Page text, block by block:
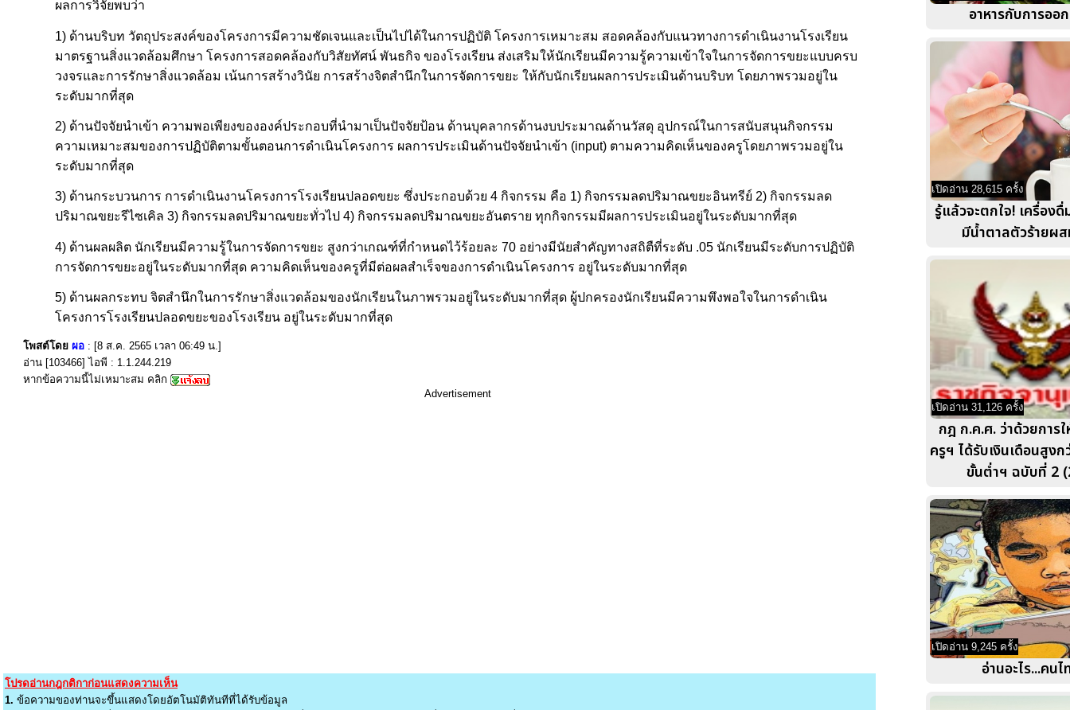
ผลการวิจัยพบว่า
1) ด้านบริบท วัตถุประสงค์ของโครงการมีความชัดเจนและเป็นไปได้ในการปฏิบัติ โครงการเหมาะสม สอดคล้องกับแนวทางการดำเนินงานโรงเรียน
มาตรฐานสิ่งแวดล้อมศึกษา โครงการสอดคล้องกับวิสัยทัศน์ พันธกิจ ของโรงเรียน ส่งเสริมให้นักเรียนมีความรู้ความเข้าใจในการจัดการขยะแบบครบ
วงจรและการรักษาสิ่งแวดล้อม เน้นการสร้างวินัย การสร้างจิตสำนึกในการจัดการขยะ ให้กับนักเรียนผลการประเมินด้านบริบท โดยภาพรวมอยู่ใน
ระดับมากที่สุด
2) ด้านปัจจัยนำเข้า ความพอเพียงขององค์ประกอบที่นำมาเป็นปัจจัยป้อน ด้านบุคลากรด้านงบประมาณด้านวัสดุ อุปกรณ์ในการสนับสนุนกิจกรรม
ความเหมาะสมของการปฏิบัติตามขั้นตอนการดำเนินโครงการ ผลการประเมินด้านปัจจัยนำเข้า (input) ตามความคิดเห็นของครูโดยภาพรวมอยู่ใน
ระดับมากที่สุด
3) ด้านกระบวนการ การดำเนินงานโครงการโรงเรียนปลอดขยะ ซึ่งประกอบด้วย 4 กิจกรรม คือ 1) กิจกรรมลดปริมาณขยะอินทรีย์ 2) กิจกรรมลด
ปริมาณขยะรีไซเคิล 3) กิจกรรมลดปริมาณขยะทั่วไป 4) กิจกรรมลดปริมาณขยะอันตราย ทุกกิจกรรมมีผลการประเมินอยู่ในระดับมากที่สุด
4) ด้านผลผลิต นักเรียนมีความรู้ในการจัดการขยะ สูงกว่าเกณฑ์ที่กำหนดไว้ร้อยละ 70 อย่างมีนัยสำคัญทางสถิตืที่ระดับ .05 นักเรียนมีระดับการปฏิบัติ
การจัดการขยะอยู่ในระดับมากที่สุด ความคิดเห็นของครูที่มีต่อผลสําเร็จของการดําเนินโครงการ อยู่ในระดับมากที่สุด
5) ด้านผลกระทบ จิตสำนึกในการรักษาสิ่งแวดล้อมของนักเรียนในภาพรวมอยู่ในระดับมากที่สุด ผู้ปกครองนักเรียนมีความพึงพอใจในการดำเนิน
โครงการโรงเรียนปลอดขยะของโรงเรียน อยู่ในระดับมากที่สุด
โพสต์โดย ผอ : [8 ส.ค. 2565 เวลา 06:49 น.]
อ่าน [103466] ไอพี : 1.1.244.219
หากข้อความนี้ไม่เหมาะสม คลิก
Advertisement
โปรดอ่านกฎกติกาก่อนแสดงความเห็น
1. ข้อความของท่านจะขึ้นแสดงโดยอัตโนมัติทันทีที่ได้รับข้อมูล
อาหารกับการออ
เปิดอ่าน 28,615 ครั้ง
รู้แล้วจะตกใจ! เครื่อง
มีน้ำตาลตัวร้ายผ
เปิดอ่าน 31,126 ครั้ง
กฎ ก.ค.ศ. ว่าด้วยการใ
ครูฯ ได้รับเงินเดือนสูงก
ขั้นต่ำฯ ฉบับที่ 2
เปิดอ่าน 9,245 ครั้ง
อ่านอะไร...คน